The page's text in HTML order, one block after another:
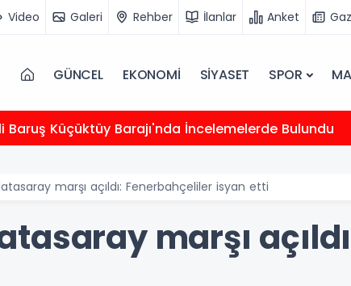
Video Galeri Rehber İlanlar Anket
GÜNCEL EKONOMİ SİYASET SPOR
Baruş Küçüktüy Barajı'nda İncelemelerde Bulundu
marşı açıldı: Fenerbahçeliler isyan etti
marşı